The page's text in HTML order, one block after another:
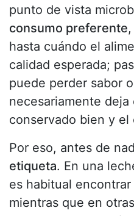
punto de vista
consumo preferente
hasta cuándo el
calidad esperada;
puede perder sabor
necesariamente
conservado bien y
Por eso, antes de
etiqueta. En una
es habitual
mientras que en